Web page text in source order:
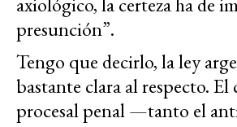
presunción”.
Tengo que decirlo, la ley
bastante clara al respecto. El
procesal penal —tanto el